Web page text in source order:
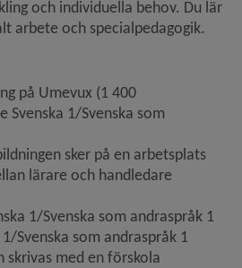
och individuella behov. Du lär
arbete och specialpedagogik.
på Umevux (1 400
Svenska 1/Svenska som
sker på en arbetsplats
lärare och handledare
1/Svenska som andraspråk 1
Svenska som andraspråk 1
med en förskola